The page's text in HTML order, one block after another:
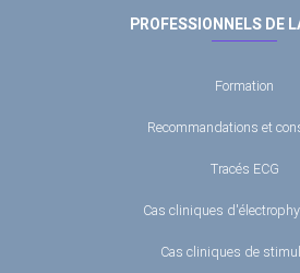
PROFESSIONNELS DE
Formation
Recommandations et
Tracés ECG
Cas cliniques
Cas cliniques de